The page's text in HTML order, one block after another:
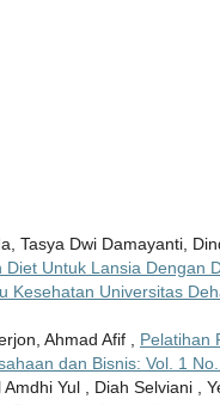
Tasya Dwi Damayanti,
Untuk Lansia Dengan
Kesehatan Universitas
Ahmad Afif , Pelatihan
dan Bisnis: Vol. 1
Yul , Diah Selviani ,